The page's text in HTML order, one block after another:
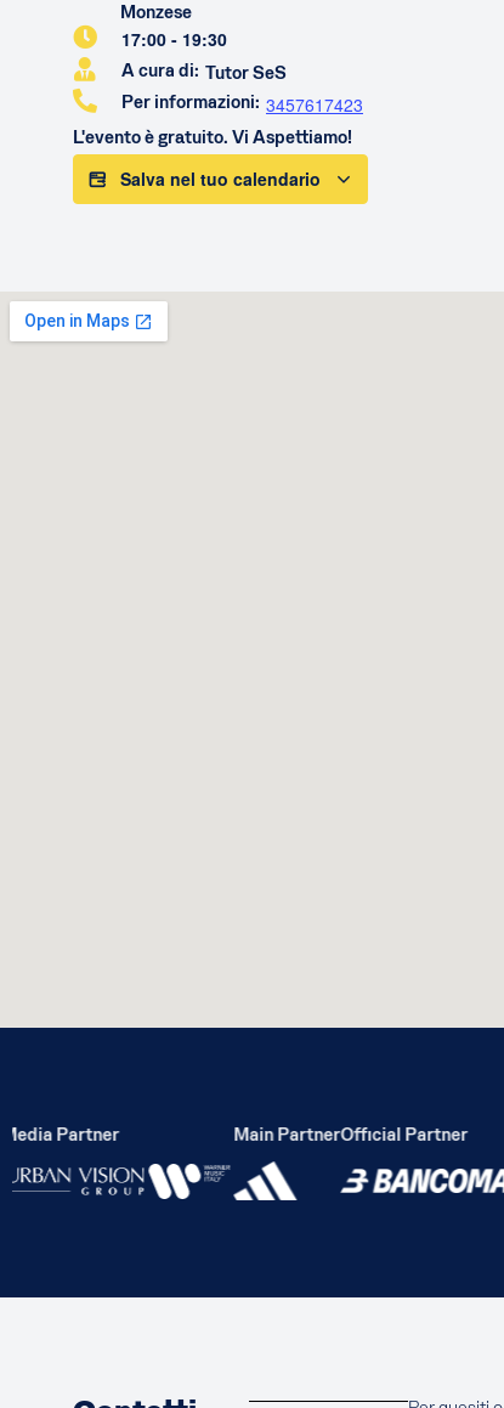
Monzese
17:00 - 19:30
A cura di: Tutor SeS
Per informazioni: 3457617423
L'evento è gratuito. Vi Aspettiamo!
Salva nel tuo calendario
Partner Main PartnerOfficial Partner